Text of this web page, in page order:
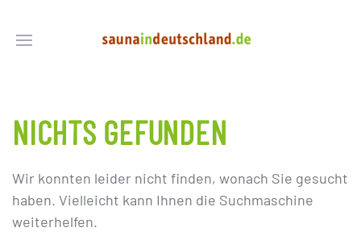
NICHTS GEFUNDEN
Wir konnten leider nicht finden, wonach Sie gesucht
haben. Vielleicht kann Ihnen die Suchmaschine
weiterhelfen.